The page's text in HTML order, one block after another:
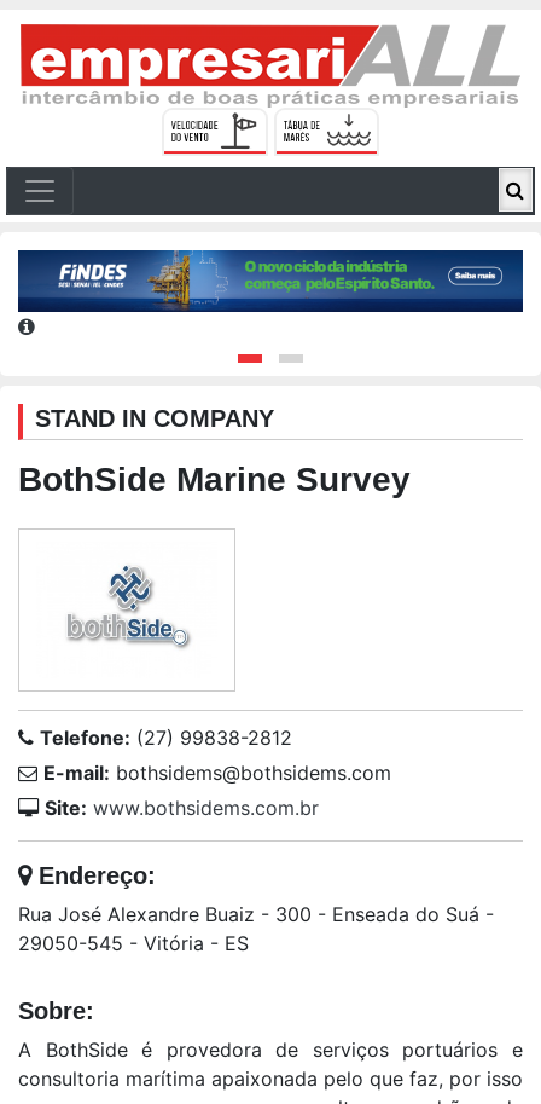
STAND IN COMPANY
BothSide Marine Survey
Telefone: (27) 99838-2812
E-mail: bothsidems@bothsidems.com
Site: www.bothsidems.com.br
Endereço:
Rua José Alexandre Buaiz - 300 - Enseada do Suá -
29050-545 - Vitória - ES
Sobre:
A BothSide é provedora de serviços portuários e
consultoria marítima apaixonada pelo que faz, por isso